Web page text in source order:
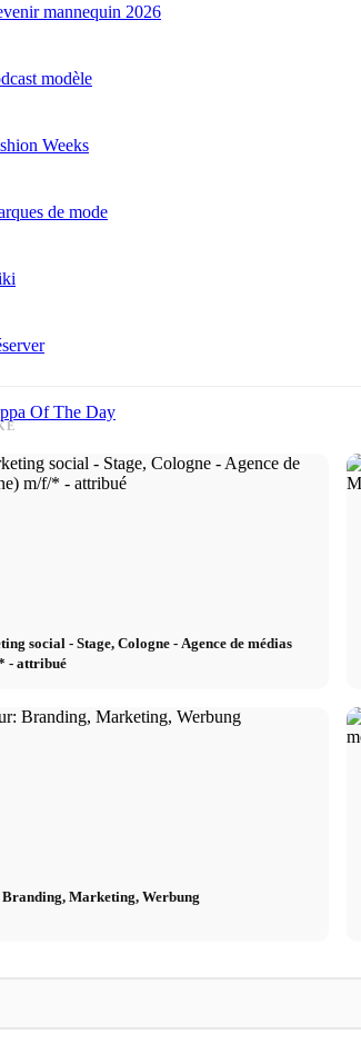
mannequin 2026
modèle
Weeks
de mode
Of The Day
social - Stage, Cologne - Agence de médias
- attribué
Marketing, Werbung